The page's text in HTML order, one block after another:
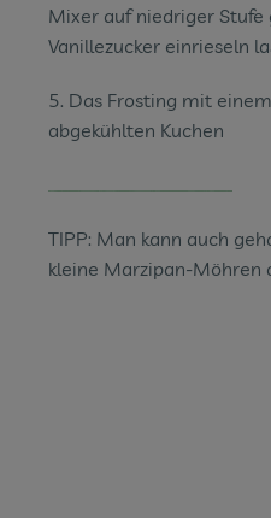
Mixer auf niedriger
Vanillezucker einrieseln
5. Das Frosting mit
abgekühlten Kuchen
TIPP: Man kann auch
kleine Marzipan-Möhren